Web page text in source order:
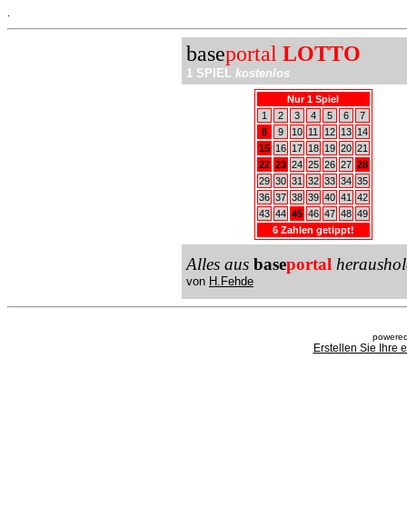
baseportal LOTTO
1 SPIEL kostenlos
Nur 1 Spiel
1
2 3 4 5 6
7
8
9 10 11 12 13
14
15
16 17 18 19 20 21
22 23 24 25 26 27 28
29 30 31 32 33 34 35
36 37 38 39 40 41
42
43 44 45 46 47 48 49
6 Zahlen getippt!
Alles aus baseportal
von H.Fehde
Erstellen Sie Ihre